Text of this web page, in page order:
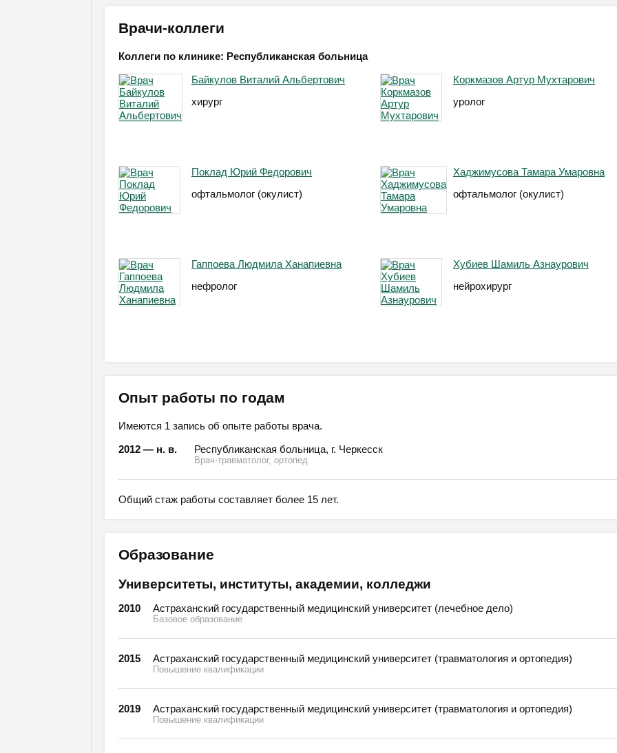
Врачи-коллеги
Коллеги по клинике: Республиканская больница
Байкулов Виталий Альбертович
хирург
Коркмазов Артур Мухтарович
уролог
Поклад Юрий Федорович
офтальмолог (окулист)
Хаджимусова Тамара Умаровна
офтальмолог (окулист)
Гаппоева Людмила Ханапиевна
нефролог
Хубиев Шамиль Азнаурович
нейрохирург
Опыт работы по годам
Имеются 1 запись об опыте работы врача.
2012 — н. в.
Республиканская больница, г. Черкесск
Врач-травматолог, ортопед
Общий стаж работы составляет более 15 лет.
Образование
Университеты, институты, академии, колледжи
2010 Астраханский государственный медицинский университет (лечебное дело)
Базовое образование
2015 Астраханский государственный медицинский университет (травматология и ортопедия)
Повышение квалификации
2019 Астраханский государственный медицинский университет (травматология и ортопедия)
Повышение квалификации